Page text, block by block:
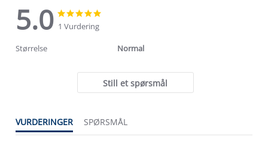
5.0
5.0
star
rating
1 Vurdering
Størrelse Normal
Still et spørsmål
VURDERINGER SPØRSMÅL
Om Stormberg